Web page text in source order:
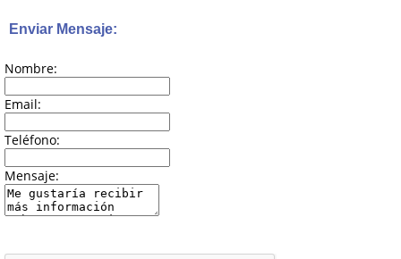
Enviar Mensaje:
Nombre:
Email:
Teléfono:
Mensaje: